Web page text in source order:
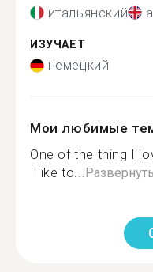
итальянский
ИЗУЧАЕТ
немецкий
Мои любимые
One of the thing I
I like to...Развернуть